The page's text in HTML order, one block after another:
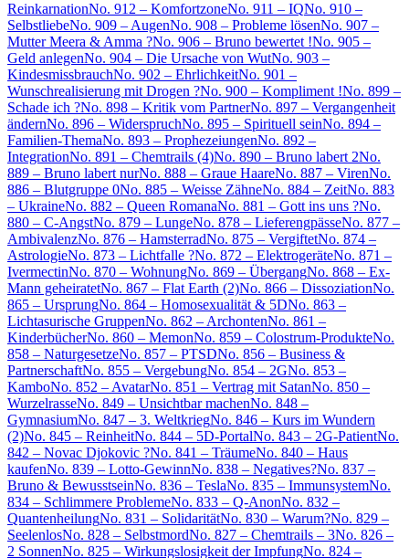
ReinkarnationNo. 912 – KomfortzoneNo. 911 – IQNo. 910 –
SelbstliebeNo. 909 – AugenNo. 908 – Probleme lösenNo. 907 –
Mutter Meera & Amma ?No. 906 – Bruno bewertet !No. 905 –
Geld anlegenNo. 904 – Die Ursache von WutNo. 903 –
KindesmissbrauchNo. 902 – EhrlichkeitNo. 901 –
Wunschrealisierung mit Drogen ?No. 900 – Kompliment !No. 899 –
Schade ich ?No. 898 – Kritik vom PartnerNo. 897 – Vergangenheit
ändernNo. 896 – WiderspruchNo. 895 – Spirituell seinNo. 894 –
Familien-ThemaNo. 893 – ProphezeiungenNo. 892 –
IntegrationNo. 891 – Chemtrails (4)No. 890 – Bruno labert 2No.
889 – Bruno labert nurNo. 888 – Graue HaareNo. 887 – VirenNo.
886 – Blutgruppe 0No. 885 – Weisse ZähneNo. 884 – ZeitNo. 883
– UkraineNo. 882 – Queen RomanaNo. 881 – Gott ins uns ?No.
880 – C-AngstNo. 879 – LungeNo. 878 – LieferengpässeNo. 877 –
AmbivalenzNo. 876 – HamsterradNo. 875 – VergiftetNo. 874 –
AstrologieNo. 873 – Lichtfalle ?No. 872 – ElektrogeräteNo. 871 –
IvermectinNo. 870 – WohnungNo. 869 – ÜbergangNo. 868 – Ex-
Mann geheiratetNo. 867 – Flat Earth (2)No. 866 – DissoziationNo.
865 – UrsprungNo. 864 – Homosexualität & 5DNo. 863 –
Lichtasurische GruppenNo. 862 – ArchontenNo. 861 –
KinderbücherNo. 860 – MemonNo. 859 – Colostrum-ProdukteNo.
858 – NaturgesetzeNo. 857 – PTSDNo. 856 – Business &
PartnerschaftNo. 855 – VergebungNo. 854 – 2GNo. 853 –
KamboNo. 852 – AvatarNo. 851 – Vertrag mit SatanNo. 850 –
WurzelrasseNo. 849 – Unsichtbar machenNo. 848 –
GymnasiumNo. 847 – 3. WeltkriegNo. 846 – Kurs im Wundern
(2)No. 845 – ReinheitNo. 844 – 5D-PortalNo. 843 – 2G-PatientNo.
842 – Novac Djokovic ?No. 841 – TräumeNo. 840 – Haus
kaufenNo. 839 – Lotto-GewinnNo. 838 – Negatives?No. 837 –
Bruno & BewusstseinNo. 836 – TeslaNo. 835 – ImmunsystemNo.
834 – Schlimmere ProblemeNo. 833 – Q-AnonNo. 832 –
QuantenheilungNo. 831 – SolidaritätNo. 830 – Warum?No. 829 –
SeelenlosNo. 828 – SelbstmordNo. 827 – Chemtrails – 3No. 826 –
2 SonnenNo. 825 – Wirkungslosigkeit der ImpfungNo. 824 –